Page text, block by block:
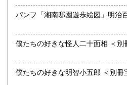
沿線名：しなの鉄道
営業時間：12:00〜17:00
定休日：火・水曜日(夏季:毎日営業
◇近隣であれば書籍の買取をして
パンフ「湘南邸園遊歩絵図」明治
僕たちの好きな怪人二十面相 ＜別
僕たちの好きな明智小五郎 ＜別冊